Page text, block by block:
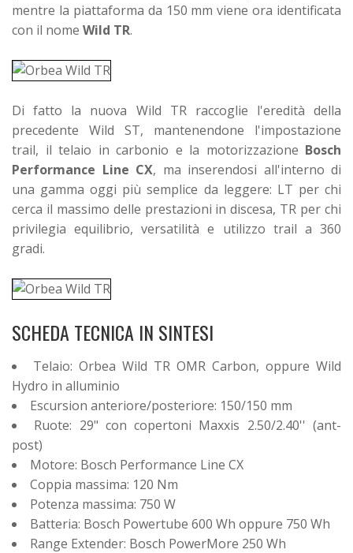
mentre la piattaforma da 150 mm viene ora identificata
con il nome Wild TR.
Di fatto la nuova Wild TR raccoglie l'eredità della
precedente Wild ST, mantenendone l'impostazione
trail, il telaio in carbonio e la motorizzazione Bosch
Performance Line CX, ma inserendosi all'interno di
una gamma oggi più semplice da leggere: LT per chi
cerca il massimo delle prestazioni in discesa, TR per chi
privilegia equilibrio, versatilità e utilizzo trail a 360
gradi.
SCHEDA TECNICA IN SINTESI
Telaio: Orbea Wild TR OMR Carbon, oppure Wild
Hydro in alluminio
Escursion anteriore/posteriore: 150/150 mm
Ruote: 29" con copertoni Maxxis 2.50/2.40'' (ant-
post)
Motore: Bosch Performance Line CX
Coppia massima: 120 Nm
Potenza massima: 750 W
Batteria: Bosch Powertube 600 Wh oppure 750 Wh
Range Extender: Bosch PowerMore 250 Wh